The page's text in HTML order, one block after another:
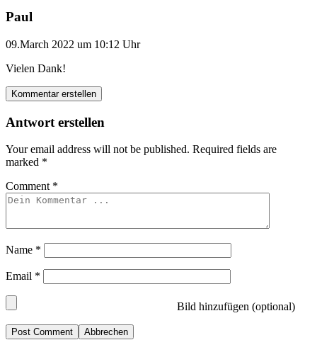
Paul
09.March 2022 um 10:12 Uhr
Vielen Dank!
Kommentar erstellen
Antwort erstellen
Your email address will not be published. Required fields are
marked *
Comment *
Name *
Email *
Bild hinzufügen (optional)
Abbrechen